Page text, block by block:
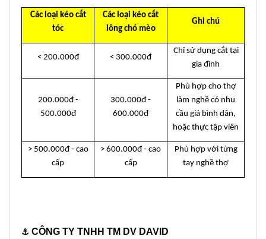
Các loại kéo cắt
tóc
Các loại kéo cắt
lông chó mèo
Ghi chú
< 200.000đ < 300.000đ
Chỉ sử dụng cắt tại
gia đình
200.000đ -
500.000đ
300.000đ -
600.000đ
Phù hợp cho thợ
làm nghề có nhu
cầu giá bình dân,
hoặc thực tập viên
> 500.000đ - cao
cấp
> 600.000đ - cao
cấp
Phù hợp với từng
tay nghề thợ
⚓ CÔNG TY TNHH TM DV DAVID